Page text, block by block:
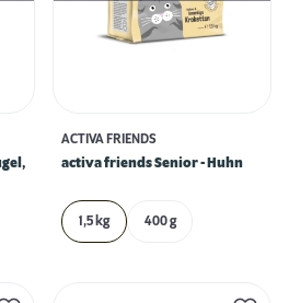
ACTIVA FRIENDS
activa friends Senior - Huhn
1,5 kg 400 g